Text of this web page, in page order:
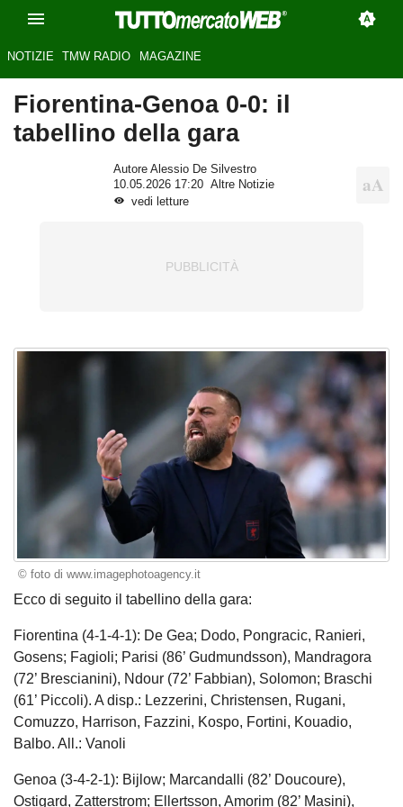
NOTIZIE TMW RADIO MAGAZINE
Fiorentina-Genoa 0-0: il
tabellino della gara
Autore Alessio De Silvestro
10.05.2026 17:20
Altre Notizie
vedi letture
© foto di www.imagephotoagency.it
Ecco di seguito il tabellino della gara:
Fiorentina (4-1-4-1): De Gea; Dodo, Pongracic, Ranieri,
Gosens; Fagioli; Parisi (86’ Gudmundsson), Mandragora
(72’ Brescianini), Ndour (72’ Fabbian), Solomon; Braschi
(61’ Piccoli). A disp.: Lezzerini, Christensen, Rugani,
Comuzzo, Harrison, Fazzini, Kospo, Fortini, Kouadio,
Balbo. All.: Vanoli
Genoa (3-4-2-1): Bijlow; Marcandalli (82’ Doucoure),
Ostigard, Zatterstrom; Ellertsson, Amorim (82’ Masini),